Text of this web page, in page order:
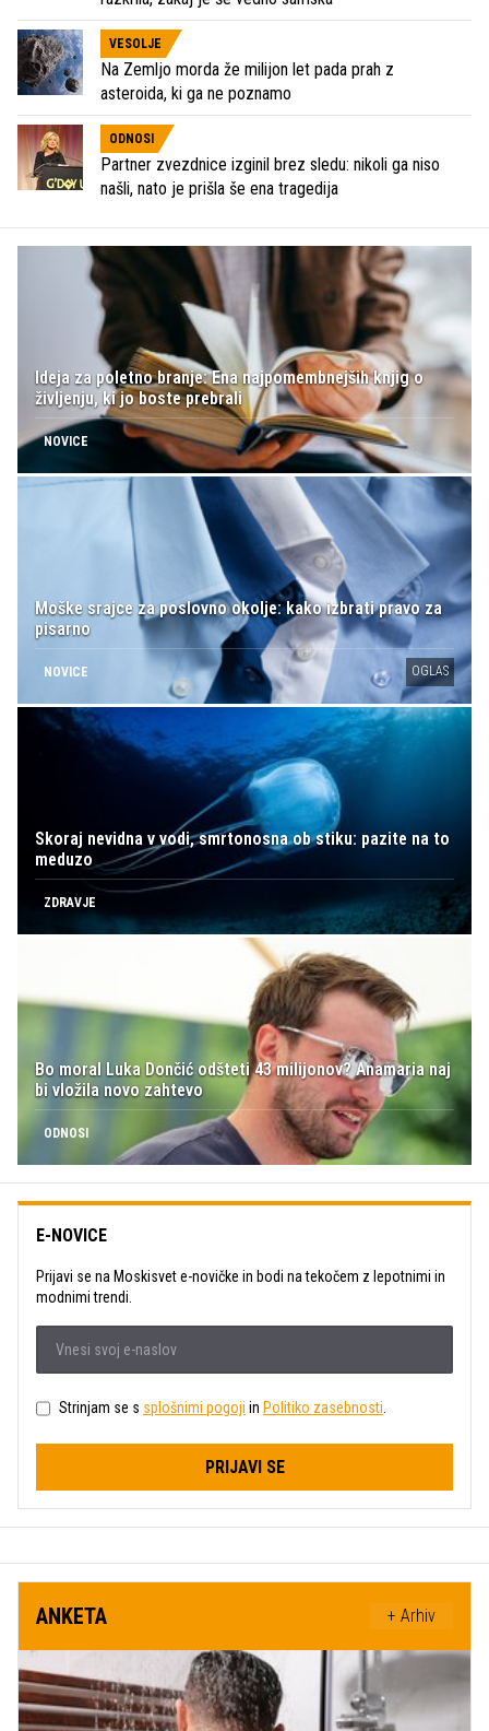
VESOLJE
Na Zemljo morda že milijon let pada prah z
asteroida, ki ga ne poznamo
ODNOSI
Partner zvezdnice izginil brez sledu: nikoli ga niso
našli, nato je prišla še ena tragedija
Ideja za poletno branje: Ena najpomembnejših knjig o
življenju, ki jo boste prebrali
NOVICE
Moške srajce za poslovno okolje: kako izbrati pravo za
pisarno
NOVICE OGLAS
Skoraj nevidna v vodi, smrtonosna ob stiku: pazite na to
meduzo
ZDRAVJE
Bo moral Luka Dončić odšteti 43 milijonov? Anamaria naj
bi vložila novo zahtevo
ODNOSI
E-NOVICE
Prijavi se na Moskisvet e-novičke in bodi na tekočem z lepotnimi in
modnimi trendi.
Strinjam se s splošnimi pogoji in Politiko zasebnosti.
PRIJAVI SE
ANKETA + Arhiv